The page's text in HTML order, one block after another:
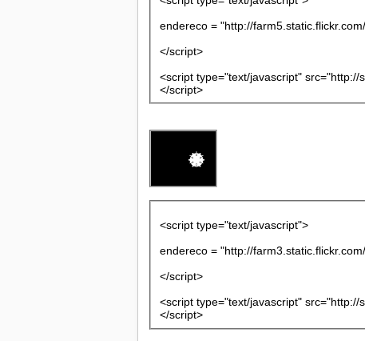
endereco = "http://
</script>
<script type="text/javascript"
</script>
<script type="text/javascript">
endereco = "http://
</script>
<script type="text/javascript"
</script>